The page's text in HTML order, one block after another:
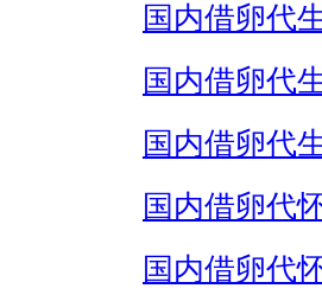
国内借卵代
国内借卵代
国内借卵代
国内借卵代
国内借卵代